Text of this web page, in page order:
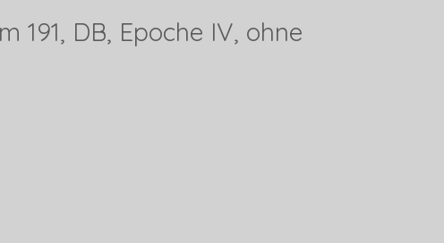
191, DB, Epoche IV, ohne